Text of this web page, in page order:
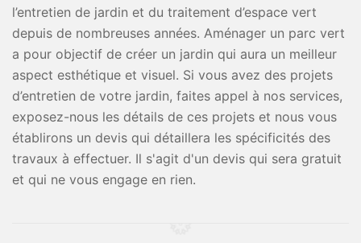
l’entretien de jardin et du traitement d’espace vert
depuis de nombreuses années. Aménager un parc vert
a pour objectif de créer un jardin qui aura un meilleur
aspect esthétique et visuel. Si vous avez des projets
d’entretien de votre jardin, faites appel à nos services,
exposez-nous les détails de ces projets et nous vous
établirons un devis qui détaillera les spécificités des
travaux à effectuer. Il s'agit d'un devis qui sera gratuit
et qui ne vous engage en rien.